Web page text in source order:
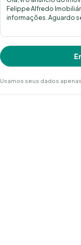
Usamos seus dados